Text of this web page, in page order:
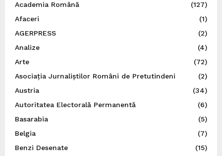
Academia Română
(127)
Afaceri
(1)
AGERPRESS
(2)
Analize
(4)
Arte
(72)
Asociația Jurnaliștilor Români de Pretutindeni
(2)
Austria
(34)
Autoritatea Electorală Permanentă
(6)
Basarabia
(5)
Belgia
(7)
Benzi Desenate
(15)